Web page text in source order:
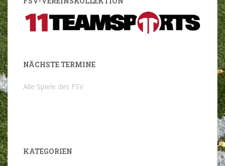
NÄCHSTE TERMINE
Alle Spiele des FSV
KATEGORIEN